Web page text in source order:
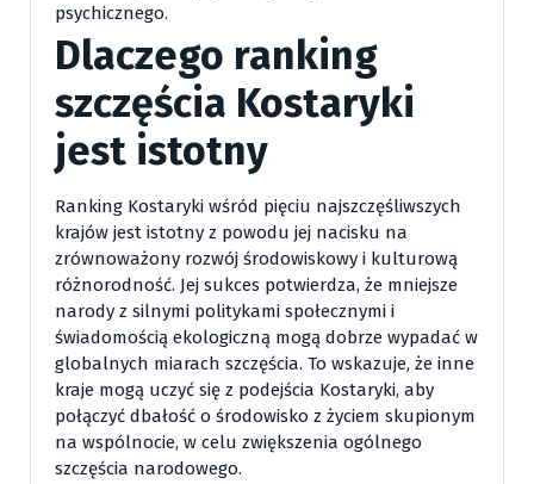
psychicznego.
Dlaczego ranking
szczęścia Kostaryki
jest istotny
Ranking Kostaryki wśród pięciu najszczęśliwszych
krajów jest istotny z powodu jej nacisku na
zrównoważony rozwój środowiskowy i kulturową
różnorodność. Jej sukces potwierdza, że mniejsze
narody z silnymi politykami społecznymi i
świadomością ekologiczną mogą dobrze wypadać w
globalnych miarach szczęścia. To wskazuje, że inne
kraje mogą uczyć się z podejścia Kostaryki, aby
połączyć dbałość o środowisko z życiem skupionym
na wspólnocie, w celu zwiększenia ogólnego
szczęścia narodowego.